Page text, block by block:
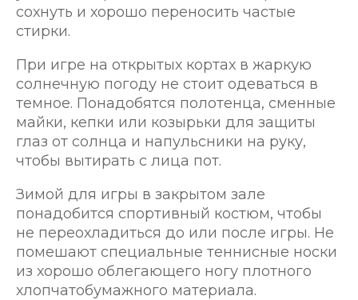
сохнуть и хорошо переносить частые
стирки.
При игре на открытых кортах в жаркую
солнечную погоду не стоит одеваться в
темное. Понадобятся полотенца, сменные
майки, кепки или козырьки для защиты
глаз от солнца и напульсники на руку,
чтобы вытирать с лица пот.
Зимой для игры в закрытом зале
понадобится спортивный костюм, чтобы
не переохладиться до или после игры. Не
помешают специальные теннисные носки
из хорошо облегающего ногу плотного
хлопчатобумажного материала.